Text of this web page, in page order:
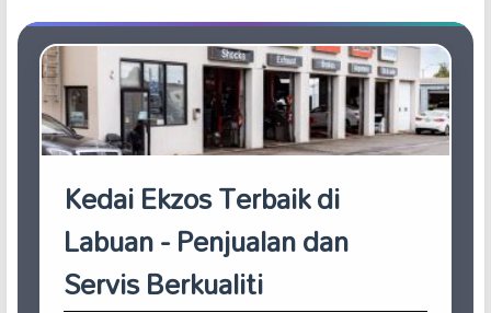
Kedai Ekzos Terbaik di
Labuan - Penjualan dan
Servis Berkualiti